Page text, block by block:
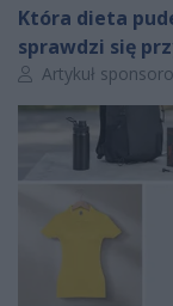
Która dieta
sprawdzi się
Autor artykułu:
Artykuł